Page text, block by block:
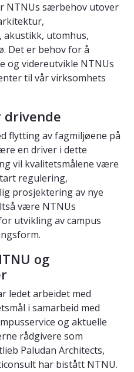
NTNUs særbehov utover
utomhus,
Det er behov for å
og videreutvikle NTNUs
til vår virksomhets
drivende
flytting av fagmiljøene på
en driver i dette
vil kvalitetsmålene være
regulering,
prosjektering av nye
være NTNUs
utvikling av campus
og
ledet arbeidet med
i samarbeid med
og aktuelle
rådgivere som
Paludan Architects,
har bistått NTNU.